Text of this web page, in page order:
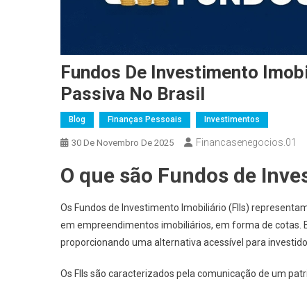
Fundos De Investimento
Passiva No Brasil
Blog Finanças Pessoais Investimentos
30 De Novembro De 2025 Financasenegocios.01
O que são Fundos de
Os Fundos de Investimento Imobiliário (FIIs)
em empreendimentos imobiliários, em forma de cotas.
proporcionando uma alternativa acessível para
Os FIIs são caracterizados pela comunicação de um